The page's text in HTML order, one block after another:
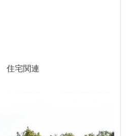
住宅関連